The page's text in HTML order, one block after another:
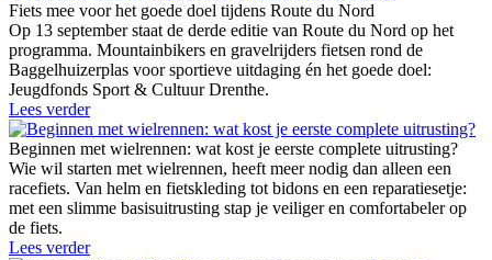
Fiets mee voor het goede doel tijdens Route du Nord
Op 13 september staat de derde editie van Route du Nord op het
programma. Mountainbikers en gravelrijders fietsen rond de
Baggelhuizerplas voor sportieve uitdaging én het goede doel:
Jeugdfonds Sport & Cultuur Drenthe.
Lees verder
Beginnen met wielrennen: wat kost je eerste complete uitrusting?
Wie wil starten met wielrennen, heeft meer nodig dan alleen een
racefiets. Van helm en fietskleding tot bidons en een reparatiesetje:
met een slimme basisuitrusting stap je veiliger en comfortabeler op
de fiets.
Lees verder